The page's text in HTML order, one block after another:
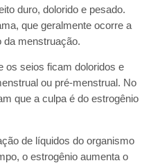
duro, dolorido e pesado.
que geralmente ocorre a
da menstruação.
os seios ficam doloridos e
ou pré-menstrual. No
que a culpa é do estrogênio
de líquidos do organismo
o estrogênio aumenta o